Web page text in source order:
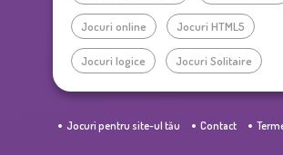
Jocuri online Jocuri HTML5
Jocuri logice Jocuri Solitaire
Jocuri pentru site-ul tău Contact